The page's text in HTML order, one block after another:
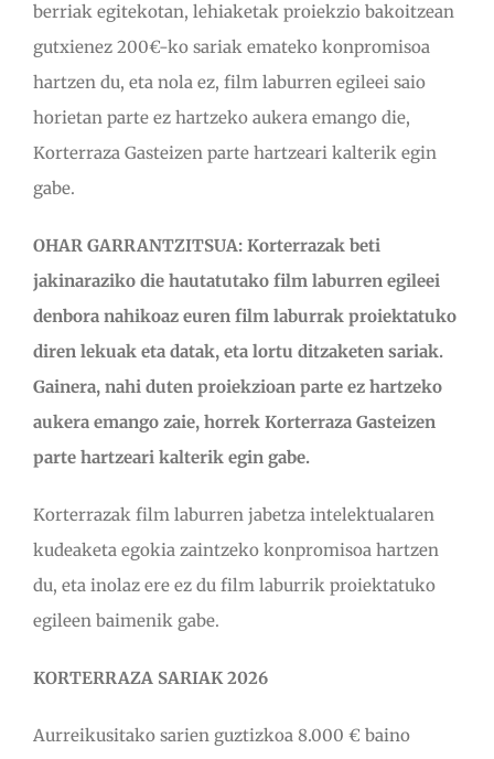
berriak egitekotan, lehiaketak proiekzio bakoitzean
gutxienez 200€-ko sariak emateko konpromisoa
hartzen du, eta nola ez, film laburren egileei saio
horietan parte ez hartzeko aukera emango die,
Korterraza Gasteizen parte hartzeari kalterik egin
gabe.
OHAR GARRANTZITSUA: Korterrazak beti
jakinaraziko die hautatutako film laburren egileei
denbora nahikoaz euren film laburrak proiektatuko
diren lekuak eta datak, eta lortu ditzaketen sariak.
Gainera, nahi duten proiekzioan parte ez hartzeko
aukera emango zaie, horrek Korterraza Gasteizen
parte hartzeari kalterik egin gabe.
Korterrazak film laburren jabetza intelektualaren
kudeaketa egokia zaintzeko konpromisoa hartzen
du, eta inolaz ere ez du film laburrik proiektatuko
egileen baimenik gabe.
KORTERRAZA SARIAK 2026
Aurreikusitako sarien guztizkoa 8.000 € baino